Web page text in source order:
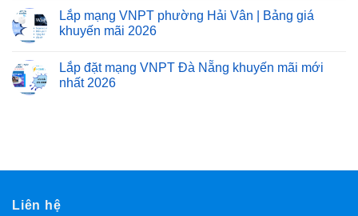
Lắp mạng VNPT phường Hải Vân | Bảng giá
khuyến mãi 2026
Lắp đặt mạng VNPT Đà Nẵng khuyến mãi mới
nhất 2026
Liên hệ